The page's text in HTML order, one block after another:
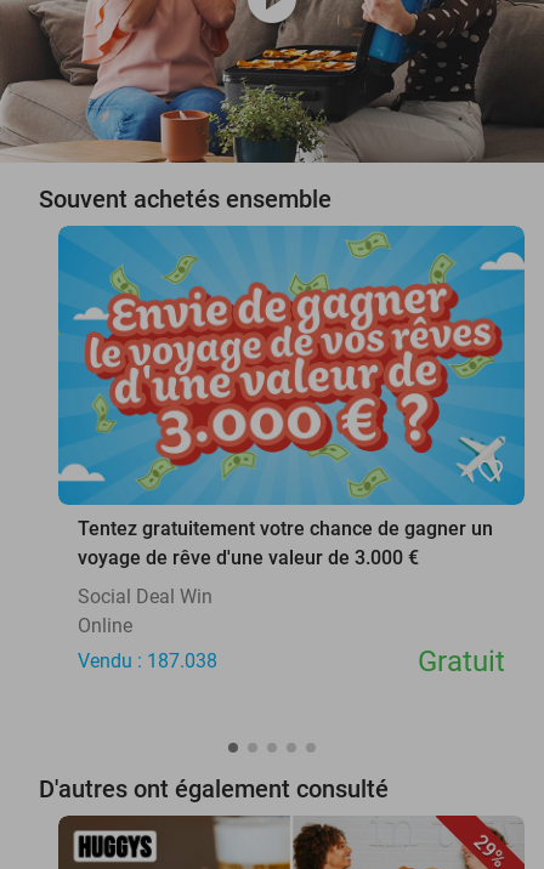
Souvent achetés ensemble
favorite_border
Tentez gratuitement votre chance de gagner un
voyage de rêve d'une valeur de 3.000 €
Social Deal Win
Online
Vendu : 187.038
Gratuit
D'autres ont également consulté
29%